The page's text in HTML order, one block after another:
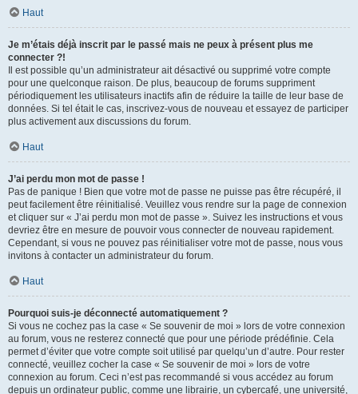
Haut
Je m’étais déjà inscrit par le passé mais ne peux à présent plus me
connecter ?!
Il est possible qu’un administrateur ait désactivé ou supprimé votre compte
pour une quelconque raison. De plus, beaucoup de forums suppriment
périodiquement les utilisateurs inactifs afin de réduire la taille de leur base de
données. Si tel était le cas, inscrivez-vous de nouveau et essayez de participer
plus activement aux discussions du forum.
Haut
J’ai perdu mon mot de passe !
Pas de panique ! Bien que votre mot de passe ne puisse pas être récupéré, il
peut facilement être réinitialisé. Veuillez vous rendre sur la page de connexion
et cliquer sur « J’ai perdu mon mot de passe ». Suivez les instructions et vous
devriez être en mesure de pouvoir vous connecter de nouveau rapidement.
Cependant, si vous ne pouvez pas réinitialiser votre mot de passe, nous vous
invitons à contacter un administrateur du forum.
Haut
Pourquoi suis-je déconnecté automatiquement ?
Si vous ne cochez pas la case « Se souvenir de moi » lors de votre connexion
au forum, vous ne resterez connecté que pour une période prédéfinie. Cela
permet d’éviter que votre compte soit utilisé par quelqu’un d’autre. Pour rester
connecté, veuillez cocher la case « Se souvenir de moi » lors de votre
connexion au forum. Ceci n’est pas recommandé si vous accédez au forum
depuis un ordinateur public, comme une librairie, un cybercafé, une université,